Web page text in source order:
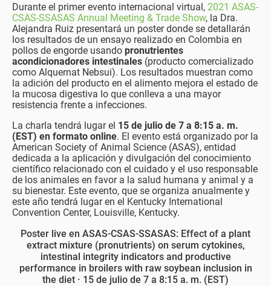
Durante el primer evento internacional virtual, 2021 ASAS-
CSAS-SSASAS Annual Meeting & Trade Show, la Dra.
Alejandra Ruiz presentará un poster donde se detallarán
los resultados de un ensayo realizado en Colombia en
pollos de engorde usando pronutrientes
acondicionadores intestinales (producto comercializado
como Alquernat Nebsui). Los resultados muestran como
la adición del producto en el alimento mejora el estado de
la mucosa digestiva lo que conlleva a una mayor
resistencia frente a infecciones.
La charla tendrá lugar el 15 de julio de 7 a 8:15 a. m.
(EST) en formato online. El evento está organizado por la
American Society of Animal Science (ASAS), entidad
dedicada a la aplicación y divulgación del conocimiento
científico relacionado con el cuidado y el uso responsable
de los animales en favor a la salud humana y animal y a
su bienestar. Este evento, que se organiza anualmente y
este año tendrá lugar en el Kentucky International
Convention Center, Louisville, Kentucky.
Poster live en ASAS-CSAS-SSASAS: Effect of a plant
extract mixture (pronutrients) on serum cytokines,
intestinal integrity indicators and productive
performance in broilers with raw soybean inclusion in
the diet · 15 de julio de 7 a 8:15 a. m. (EST)